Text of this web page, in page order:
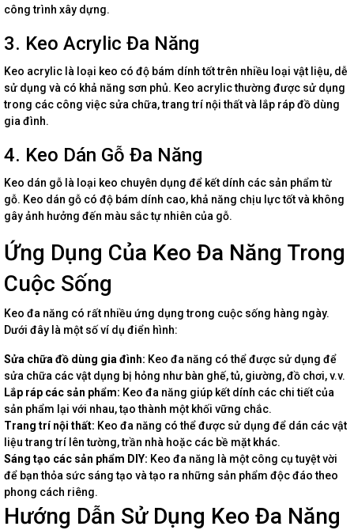
công trình xây dựng.
3. Keo Acrylic Đa Năng
Keo acrylic là loại keo có độ bám dính tốt trên nhiều loại vật liệu, dễ
sử dụng và có khả năng sơn phủ. Keo acrylic thường được sử dụng
trong các công việc sửa chữa, trang trí nội thất và lắp ráp đồ dùng
gia đình.
4. Keo Dán Gỗ Đa Năng
Keo dán gỗ là loại keo chuyên dụng để kết dính các sản phẩm từ
gỗ. Keo dán gỗ có độ bám dính cao, khả năng chịu lực tốt và không
gây ảnh hưởng đến màu sắc tự nhiên của gỗ.
Ứng Dụng Của Keo Đa Năng Trong
Cuộc Sống
Keo đa năng có rất nhiều ứng dụng trong cuộc sống hàng ngày.
Dưới đây là một số ví dụ điển hình:
Sửa chữa đồ dùng gia đình: Keo đa năng có thể được sử dụng để
sửa chữa các vật dụng bị hỏng như bàn ghế, tủ, giường, đồ chơi, v.v.
Lắp ráp các sản phẩm: Keo đa năng giúp kết dính các chi tiết của
sản phẩm lại với nhau, tạo thành một khối vững chắc.
Trang trí nội thất: Keo đa năng có thể được sử dụng để dán các vật
liệu trang trí lên tường, trần nhà hoặc các bề mặt khác.
Sáng tạo các sản phẩm DIY: Keo đa năng là một công cụ tuyệt vời
để bạn thỏa sức sáng tạo và tạo ra những sản phẩm độc đáo theo
phong cách riêng.
Hướng Dẫn Sử Dụng Keo Đa Năng